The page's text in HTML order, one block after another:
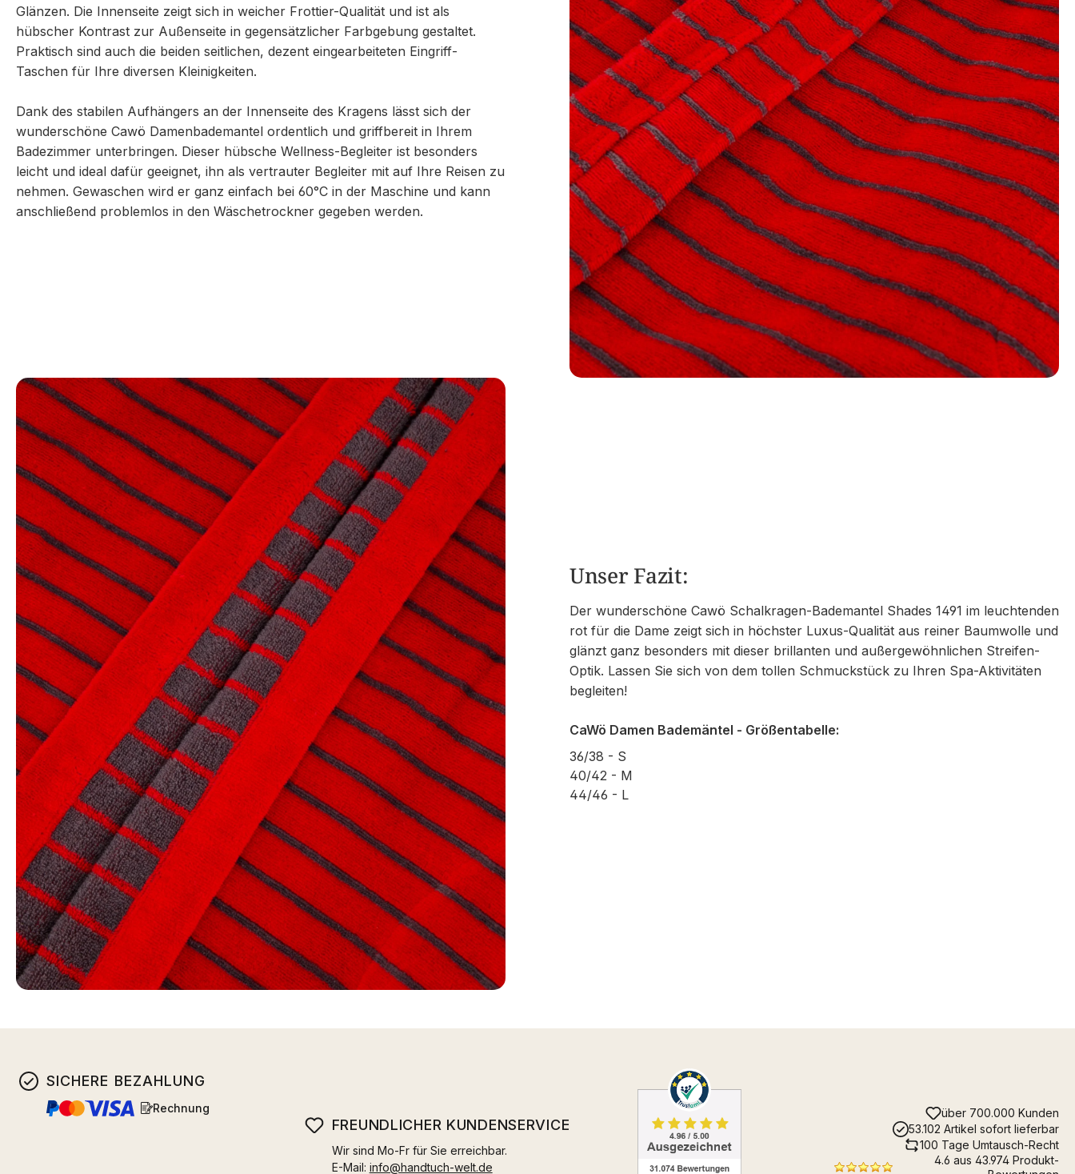
Glänzen. Die Innenseite zeigt sich in weicher Frottier-Qualität und ist als
hübscher Kontrast zur Außenseite in gegensätzlicher Farbgebung gestaltet.
Praktisch sind auch die beiden seitlichen, dezent eingearbeiteten Eingriff-
Taschen für Ihre diversen Kleinigkeiten.
Dank des stabilen Aufhängers an der Innenseite des Kragens lässt sich der
wunderschöne Cawö Damenbademantel ordentlich und griffbereit in Ihrem
Badezimmer unterbringen. Dieser hübsche Wellness-Begleiter ist besonders
leicht und ideal dafür geeignet, ihn als vertrauter Begleiter mit auf Ihre Reisen zu
nehmen. Gewaschen wird er ganz einfach bei 60°C in der Maschine und kann
anschließend problemlos in den Wäschetrockner gegeben werden.
Unser Fazit:
Der wunderschöne Cawö Schalkragen-Bademantel Shades 1491 im leuchtenden
rot für die Dame zeigt sich in höchster Luxus-Qualität aus reiner Baumwolle und
glänzt ganz besonders mit dieser brillanten und außergewöhnlichen Streifen-
Optik. Lassen Sie sich von dem tollen Schmuckstück zu Ihren Spa-Aktivitäten
begleiten!
CaWö Damen Bademäntel - Größentabelle:
36/38 - S
40/42 - M
44/46 - L
SICHERE BEZAHLUNG
Rechnung
FREUNDLICHER KUNDENSERVICE
Wir sind Mo-Fr für Sie erreichbar.
E-Mail: info@handtuch-welt.de
über 700.000 Kunden
53.102 Artikel sofort lieferbar
100 Tage Umtausch-Recht
4.6 aus 43.974 Produkt-